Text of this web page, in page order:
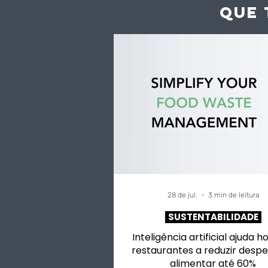
QUE
Inteligência artificial ajuda
restaurantes a reduzir
alimentar até 60%
SUSTENTABILIDADE
28 de jul. 3 min de leitura